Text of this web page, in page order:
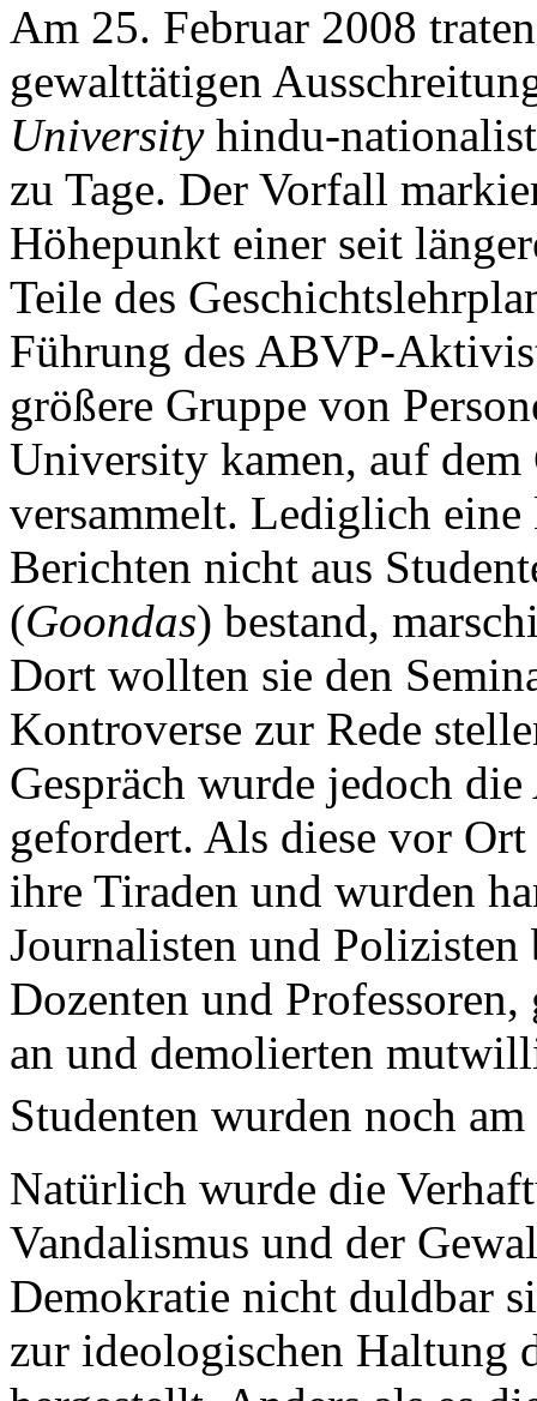
Am 25. Februar 2008
gewalttätigen
Universityhindu-
zu Tage. Der Vorfall
Höhepunkt einer seit
Teile des
Führung des ABVP-
größere Gruppe von
University kamen, auf
versammelt. Lediglich
Berichten nicht aus
(Goondas) bestand,
Dort wollten sie den
Kontroverse zur Rede
Gespräch wurde jedoch
gefordert. Als diese vor
ihre Tiraden und wurden
Journalisten und Polizisten
Dozenten und
an und demolierten
Studenten wurden noch
Natürlich wurde die
Vandalismus und der
Demokratie nicht duldbar
zur ideologischen Haltung